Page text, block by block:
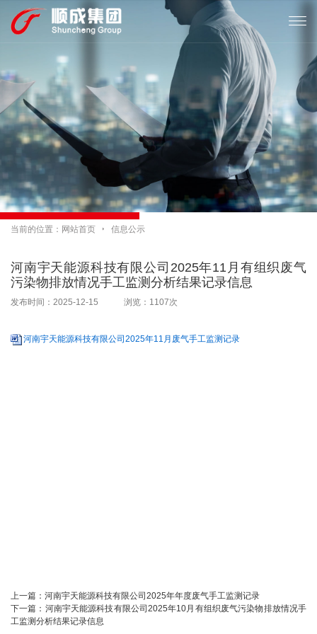

当前的位置： 网站首页  信息公示
河南宇天能源科技有限公司2025年11月有组织废气
污染物排放情况手工监测分析结果记录信息
发布时间：2025-12-15 浏览：1107次
河南宇天能源科技有限公司2025年11月废气手工监测记录
上一篇： 河南宇天能源科技有限公司2025年年度废气手工监测记录
下一篇： 河南宇天能源科技有限公司2025年10月有组织废气污染物排放情况手
工监测分析结果记录信息